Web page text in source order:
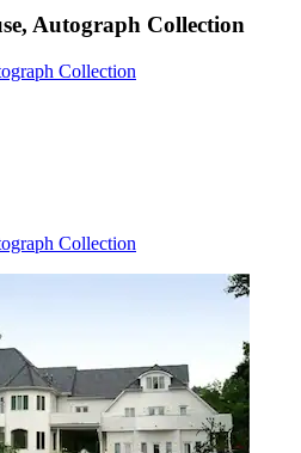
Autograph Collection
Collection
Collection